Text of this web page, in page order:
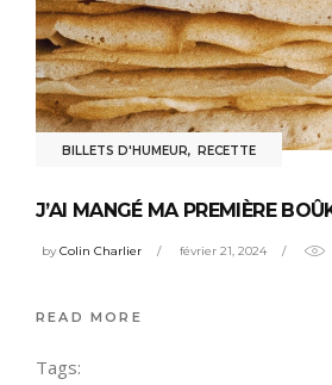
BILLETS D'HUMEUR, RECETTE
J’AI MANGÉ MA PREMIÈRE
byColin Charlier février 21, 2024
READ MORE
Tags: